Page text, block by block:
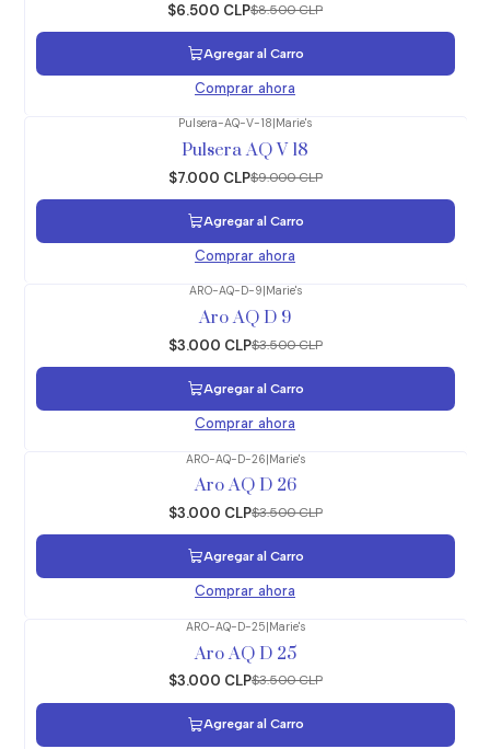
$6.500 CLP$8.500 CLP
Agregar al Carro
Comprar ahora
Pulsera-AQ-V-18 Marie's
Pulsera AQ V 18
$7.000 CLP$9.000 CLP
Agregar al Carro
Comprar ahora
ARO-AQ-D-9 Marie's
Aro AQ D 9
$3.000 CLP$3.500 CLP
Agregar al Carro
Comprar ahora
ARO-AQ-D-26|Marie's
Aro AQ D 26
$3.000 CLP$3.500 CLP
Agregar al Carro
Comprar ahora
ARO-AQ-D-25|Marie's
Aro AQ D 25
$3.000 CLP$3.500 CLP
Agregar al Carro